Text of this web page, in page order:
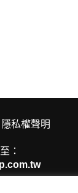
隱私權聲明
：